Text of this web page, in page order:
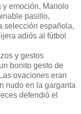
y emoción, Manolo
pasillo,
selección española,
adiós al fútbol
y gestos
bonito gesto de
ovaciones eran
nudo en la garganta
defendió el